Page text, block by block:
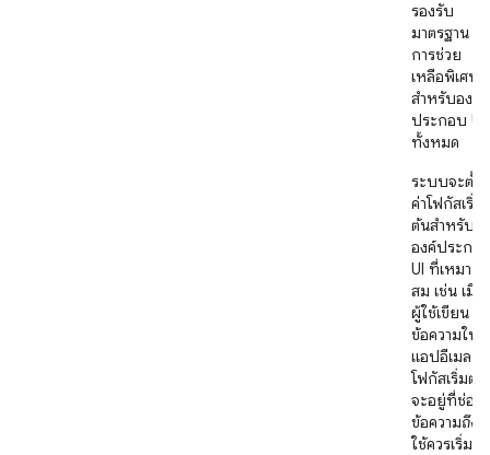
รองรับ
มาตรฐาน
การช่วย
เหลือพิเศษ
สำหรับองค์
ประกอบ UI
ทั้งหมด
ระบบจะตั้ง
ค่าโฟกัสเริ่ม
ต้นสำหรับ
องค์ประกอ
UI ที่เหมาะ
สม เช่น เมื่อ
ผู้ใช้เขียน
ข้อความใน
แอปอีเมล
โฟกัสเริ่มต้น
จะอยู่ที่ช่อง
ข้อความถึง
ใช้ควรเริ่ม